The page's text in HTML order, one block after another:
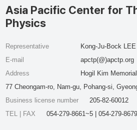
Asia Pacific Center for
Physics
Representative
Kong-Ju-Bock LEE
E-mail
apctp(@)apctp.org
Address
Hogil Kim
77 Cheongam-ro, Nam-gu, Pohang-si,
Business license number
205-82-60012
TEL | FAX
054-279-8661~5 | 054-279-8679